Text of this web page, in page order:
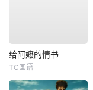
给阿嬷的情书
TC国语